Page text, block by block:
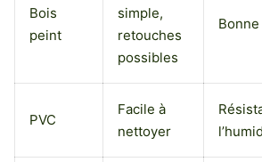
Bois
peint
simple,
retouches
possibles
Bonne
PVC
Facile à
nettoyer